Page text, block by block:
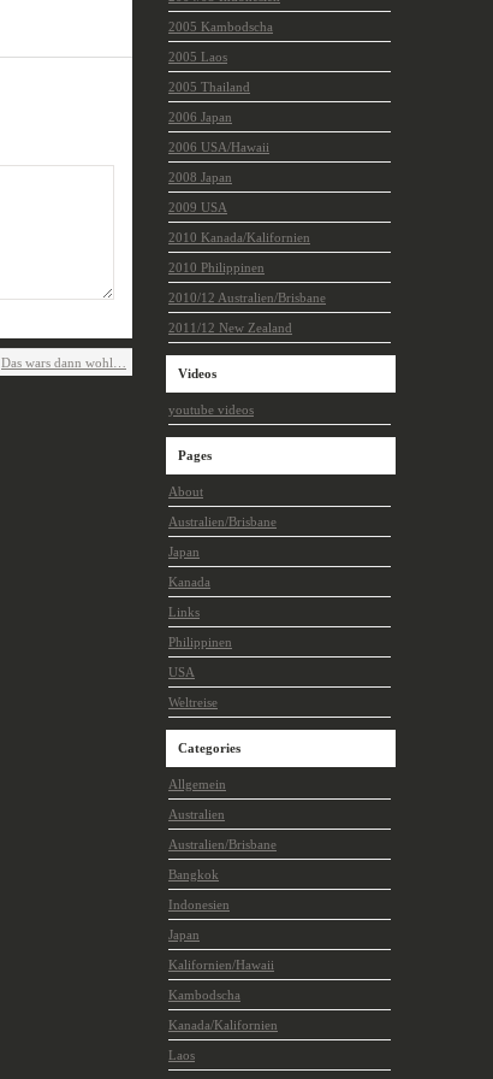
Das wars dann wohl…
2005 Kambodscha
2005 Laos
2005 Thailand
2006 Japan
2006 USA/Hawaii
2008 Japan
2009 USA
2010 Kanada/Kalifornien
2010 Philippinen
2010/12 Australien/Brisbane
2011/12 New Zealand
Videos
youtube videos
Pages
About
Australien/Brisbane
Japan
Kanada
Links
Philippinen
USA
Weltreise
Categories
Allgemein
Australien
Australien/Brisbane
Bangkok
Indonesien
Japan
Kalifornien/Hawaii
Kambodscha
Kanada/Kalifornien
Laos